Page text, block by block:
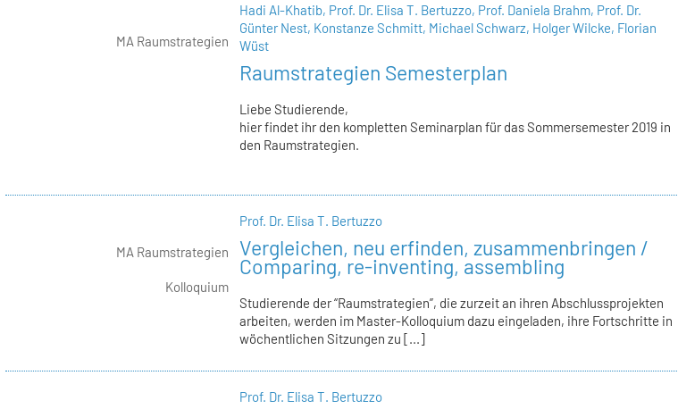
MA Raumstrategien
Hadi Al-Khatib, Prof. Dr. Elisa T. Bertuzzo, Prof. Daniela Brahm, Prof. Dr.
Günter Nest, Konstanze Schmitt, Michael Schwarz, Holger Wilcke, Florian
Wüst
Raumstrategien Semesterplan
Liebe Studierende,
hier findet ihr den kompletten Seminarplan für das Sommersemester 2019 in
den Raumstrategien.
MA Raumstrategien
Kolloquium
Prof. Dr. Elisa T. Bertuzzo
Vergleichen, neu erfinden, zusammenbringen /
Comparing, re-inventing, assembling
Studierende der “Raumstrategien”, die zurzeit an ihren Abschlussprojekten
arbeiten, werden im Master-Kolloquium dazu eingeladen, ihre Fortschritte in
wöchentlichen Sitzungen zu [...]
Prof. Dr. Elisa T. Bertuzzo